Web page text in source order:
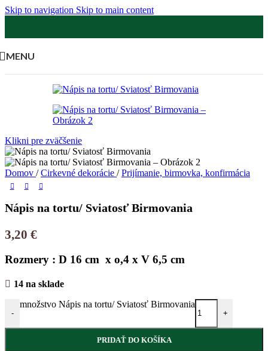
Skip to navigation Skip to main content
MENU
Klikni pre zväčšenie
Domov / Cirkevné dekorácie / Prijímanie, birmovka, konfirmácia
Nápis na tortu/ Sviatosť Birmovania
3,20 €
Rozmery : D 16 cm x o,4 x V 6,5 cm
14 na sklade
-
množstvo Nápis na tortu/ Sviatosť Birmovania
+
PRIDAŤ DO KOŠÍKA